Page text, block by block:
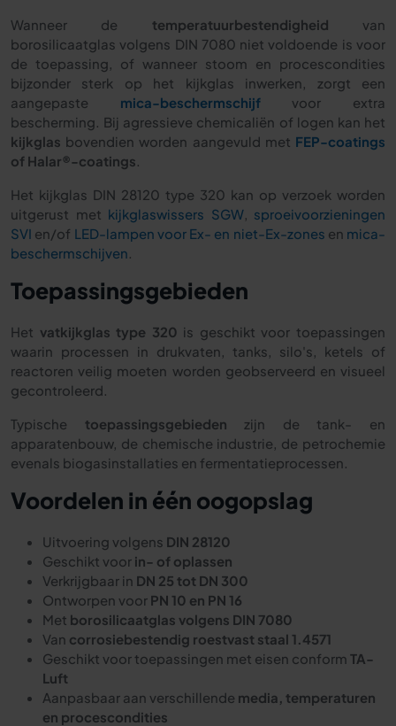
Wanneer de temperatuurbestendigheid van
borosilicaatglas volgens DIN 7080 niet voldoende is voor
de toepassing, of wanneer stoom en procescondities
bijzonder sterk op het kijkglas inwerken, zorgt een
aangepaste mica-beschermschijfvoor extra
bescherming. Bij agressieve chemicaliën of logen kan het
kijkglas bovendien worden aangevuld met FEP-coatings
of Halar®-coatings
Het kijkglas DIN 28120 type 320 kan op verzoek worden
uitgerust met kijkglaswissers SGW, sproeivoorzieningen
SVI en/of LED-lampen voor Ex- en niet-Ex-zones en mica-
beschermschijven
Toepassingsgebieden
Het vatkijkglas type 320 is geschikt voor toepassingen
waarin processen in drukvaten, tanks, silo's, ketels of
reactoren veilig moeten worden geobserveerd en visueel
gecontroleerd.
Typische toepassingsgebieden zijn de tank- en
apparatenbouw, de chemische industrie, de petrochemie
evenals biogasinstallaties en fermentatieprocessen.
Voordelen in één oogopslag
Uitvoering volgens DIN 28120
Geschikt voor in- of oplassen
Verkrijgbaar in DN 25 tot DN 300
Ontworpen voor PN 10 en PN 16
Met borosilicaatglas volgens DIN 7080
Van corrosiebestendig roestvast staal 1.4571
Geschikt voor toepassingen met eisen conform TA-
Luft
Aanpasbaar aan verschillende media, temperaturen
en procescondities